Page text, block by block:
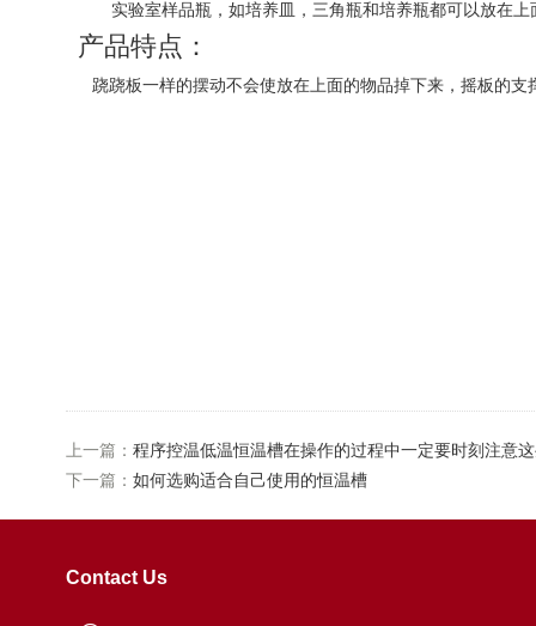
实验室样品瓶，如培养皿，三角瓶和培养瓶都可以放在
产品特点 ：
跷跷板一样的摆动不会使放在上面的物品掉下来，摇板的
上一篇： 程序控温低温恒温槽在操作的过程中一定要时刻注意
下一篇： 如何选购适合自己使用的恒温槽
Contact Us